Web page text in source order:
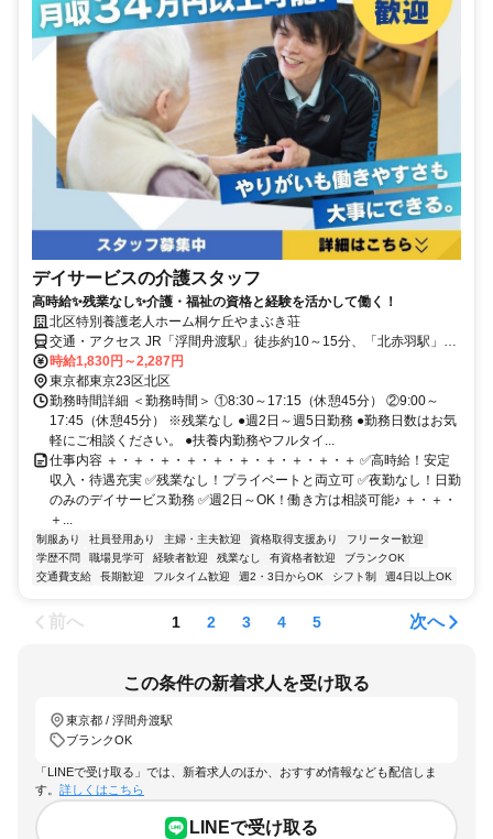
デイサービスの介護スタッフ
高時給✨残業なし✨介護・福祉の資格と経験を活かして働く！
北区特別養護老人ホーム桐ケ丘やまぶき荘
交通・アクセス JR「浮間舟渡駅」徒歩約10～15分、「北赤羽駅」も
利用可能、自転車通勤OK（バイクNG）
時給1,830円～2,287円
東京都東京23区北区
勤務時間詳細 ＜勤務時間＞ ①8:30～17:15（休憩45分） ②9:00～
17:45（休憩45分） ※残業なし ●週2日～週5日勤務 ●勤務日数はお気
軽にご相談ください。 ●扶養内勤務やフルタイ...
仕事内容 ＋・＋・＋・＋・＋・＋・＋・＋・＋・＋ ✅高時給！安定
収入・待遇充実 ✅残業なし！プライベートと両立可 ✅夜勤なし！日勤
のみのデイサービス勤務 ✅週2日～OK！働き方は相談可能♪ ＋・＋・
＋...
制服あり 社員登用あり 主婦・主夫歓迎 資格取得支援あり
フリーター歓迎
学歴不問
職場見学可 経験者歓迎 残業なし 有資格者歓迎
ブランクOK
交通費支給
長期歓迎 フルタイム歓迎 週2・3日からOK シフト制 週4日以上OK
前へ 1 2 3 4 5 次へ
この条件の新着求人を受け取る
東京都 / 浮間舟渡駅
ブランクOK
「LINEで受け取る」では、新着求人のほか、おすすめ情報なども配信しま
す。 詳しくはこちら
LINEで受け取る